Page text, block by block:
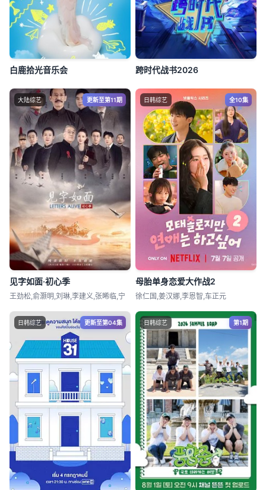
白鹿拾光音乐会 跨时代战书2026
大陆综艺 更新至第11期
见字如面·初心季
王劲松,俞灏明,刘琳,李建义,张晞临,宁
日韩综艺 全10集
母胎单身恋爱大作战2
徐仁国,姜汉娜,李恩智,车正元
日韩综艺 更新至第04集 日韩综艺 第1期